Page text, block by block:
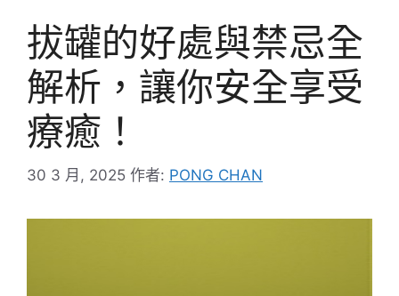
拔罐的好處與禁忌全
解析，讓你安全享受
療癒！
30 3 月, 2025 作者: PONG CHAN